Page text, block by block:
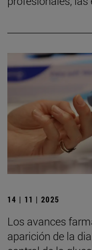
14 | 11 | 2025
Los avances
aparición de la